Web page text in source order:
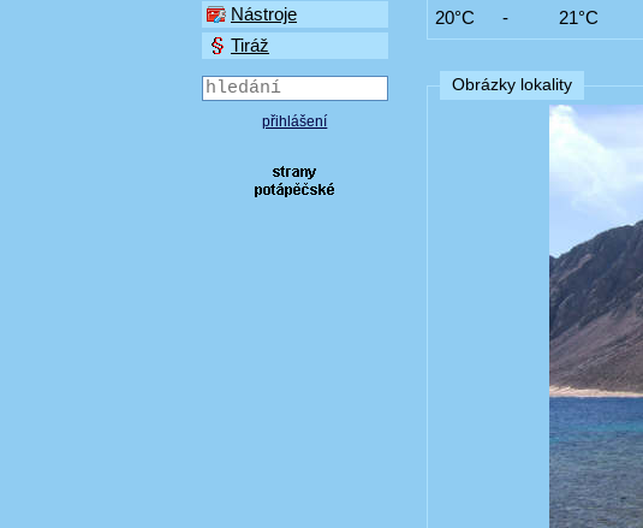
Nástroje
Tiráž
přihlášení
20°C
- 21°C
Obrázky lokality